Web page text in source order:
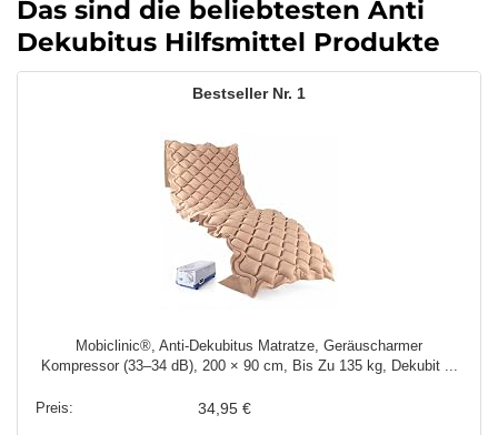
Das sind die beliebtesten Anti
Dekubitus Hilfsmittel Produkte
1
Mobiclinic®, Anti-Dekubitus Matratze, Geräuscharmer
Kompressor (33–34 dB), 200 × 90 cm, Bis Zu 135 kg, Dekubit ...
34,95 €